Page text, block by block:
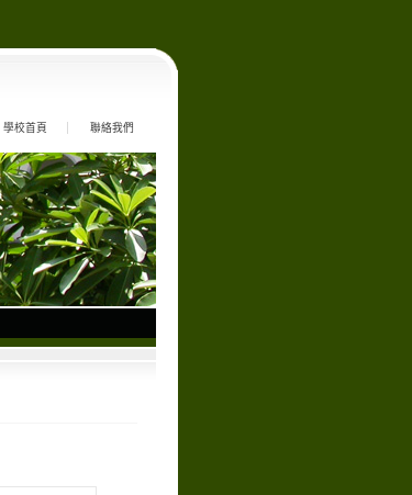
學校首頁 聯絡我們